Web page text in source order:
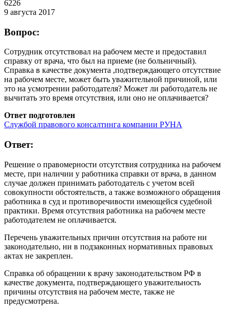
6226
9 августа 2017
Вопрос:
Сотрудник отсутствовал на рабочем месте и предоставил
справку от врача, что был на приеме (не больничный).
Справка в качестве документа ,подтверждающего отсутствие
на рабочем месте, может быть уважительной причиной, или
это на усмотрении работодателя? Может ли работодатель не
вычитать это время отсутствия, или оно не оплачивается?
Ответ подготовлен
Службой правового консалтинга компании РУНА
Ответ:
Решение о правомерности отсутствия сотрудника на рабочем
месте, при наличии у работника справки от врача, в данном
случае должен принимать работодатель с учетом всей
совокупности обстоятельств, а также возможного обращения
работника в суд и противоречивости имеющейся судебной
практики. Время отсутствия работника на рабочем месте
работодателем не оплачивается.
Перечень уважительных причин отсутствия на работе ни
законодательно, ни в подзаконных нормативных правовых
актах не закреплен.
Справка об обращении к врачу законодательством РФ в
качестве документа, подтверждающего уважительность
причины отсутствия на рабочем месте, также не
предусмотрена.